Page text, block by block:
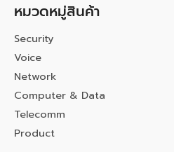
หมวดหมู่สินค้า
Security
Voice
Network
Computer & Data
Telecomm
Product